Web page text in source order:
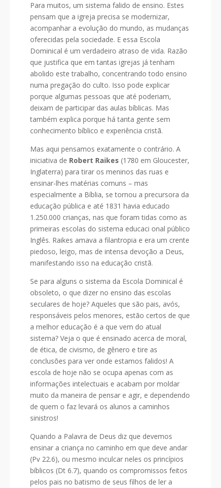
Para muitos, um sistema falido de ensino. Estes
pensam que a igreja precisa se modernizar,
acompanhar a evolução do mundo, as mudanças
oferecidas pela sociedade. E essa Escola
Dominical é um verdadeiro atraso de vida. Razão
que justifica que em tantas igrejas já tenham
abolido este trabalho, concentrando todo ensino
numa pregação do culto. Isso pode explicar
porque algumas pessoas que até poderiam,
deixam de participar das aulas bíblicas. Mas
também explica porque há tanta gente sem
conhecimento bíblico e experiência cristã.
Mas aqui pensamos exatamente o contrário. A
iniciativa de Robert Raikes (1780 em Gloucester,
Inglaterra) para tirar os meninos das ruas e
ensinar-lhes matérias comuns – mas
especialmente a Bíblia, se tornou a precursora da
educação pública e até 1831 havia educado
1.250.000 crianças, nas que foram tidas como as
primeiras escolas do sistema educaci onal público
Inglês. Raikes amava a filantropia e era um crente
piedoso, leigo, mas de intensa devoção a Deus,
manifestando isso na educação cristã.
Se para alguns o sistema da Escola Dominical é
obsoleto, o que dizer no ensino das escolas
seculares de hoje? Aqueles que são pais, avós,
responsáveis pelos menores, estão certos de que
a melhor educação é a que vem do atual
sistema? Veja o que é ensinado acerca de moral,
de ética, de civismo, de gênero e tire as
conclusões para ver onde estamos falidos! A
escola de hoje não se ocupa apenas com as
informações intelectuais e acabam por moldar
muito da maneira de pensar e agir, e dependendo
de quem o faz levará os alunos a caminhos
sinistros!
Quando a Palavra de Deus diz que devemos
ensinar a criança no caminho em que deve andar
(Pv 22.6), ou mesmo inculcar neles os princípios
bíblicos (Dt 6.7), quando os compromissos feitos
pelos pais no batismo de seus filhos de ler a